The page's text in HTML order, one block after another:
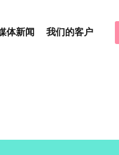
体新闻 我们的客户